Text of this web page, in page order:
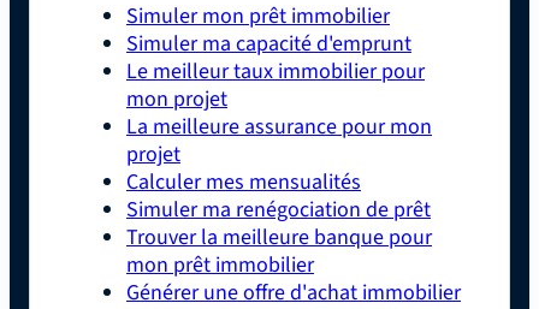
Simuler mon prêt immobilier
Simuler ma capacité d'emprunt
Le meilleur taux immobilier pour
mon projet
La meilleure assurance pour mon
projet
Calculer mes mensualités
Simuler ma renégociation de prêt
Trouver la meilleure banque pour
mon prêt immobilier
Générer une offre d'achat immobilier